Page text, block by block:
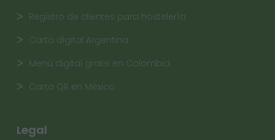
Registro de clientes para hostelería
Carta digital Argentina
Menú digital gratis en Colombia
Carta QR en México
Legal